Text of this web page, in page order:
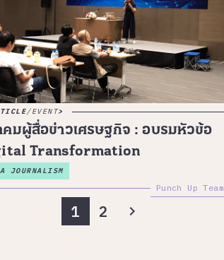
/EVENT
คมผู้สื่อข่าวเศรษฐกิจ : อบรมหัวข้อ
Transformation
JOURNALISM
Punch Up Team
1 2 chevron_right